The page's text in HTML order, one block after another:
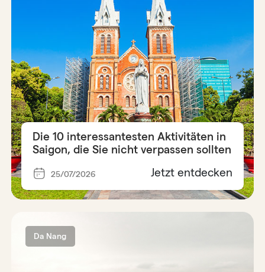
Die 10 interessantesten Aktivitäten in
Saigon, die Sie nicht verpassen sollten
25/07/2026 Jetzt entdecken
Da Nang